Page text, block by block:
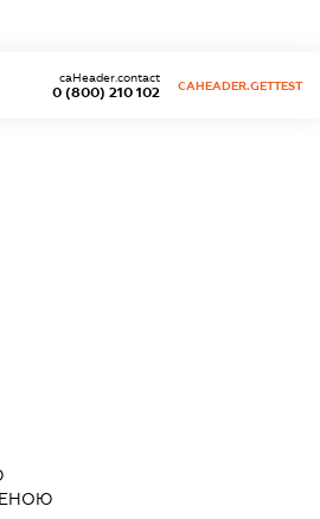
0 (800) 210 102
caHeader.contact
CAHEADER.GETTEST